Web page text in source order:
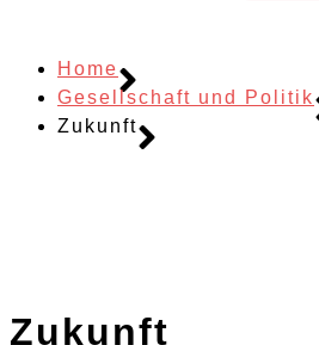
Home
Gesellschaft und Politik
Zukunft
Zukunft